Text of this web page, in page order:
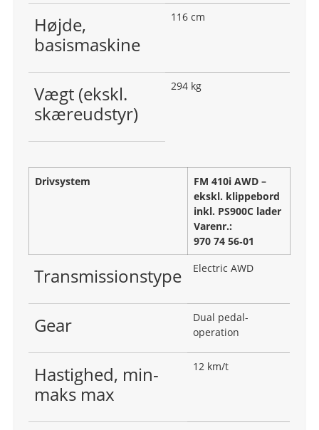
Højde,
basismaskine
116 cm
Vægt (ekskl.
skæreudstyr)
294 kg
Drivsystem
FM 410i AWD –
ekskl. klippebord
inkl. PS900C lader
Varenr.:
970 74 56‑01
Transmissionstype Electric AWD
Gear
Dual pedal-
operation
Hastighed, min-
maks max
12 km/t